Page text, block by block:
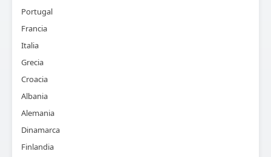
Portugal
Francia
Italia
Grecia
Croacia
Albania
Alemania
Dinamarca
Finlandia